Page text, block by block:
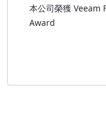
本公司榮獲
Award